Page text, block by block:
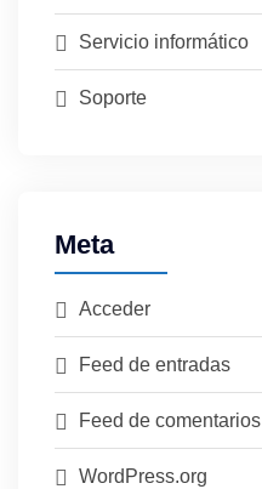
Servicio informático
Soporte
Meta
Acceder
Feed de entradas
Feed de comentarios
WordPress.org